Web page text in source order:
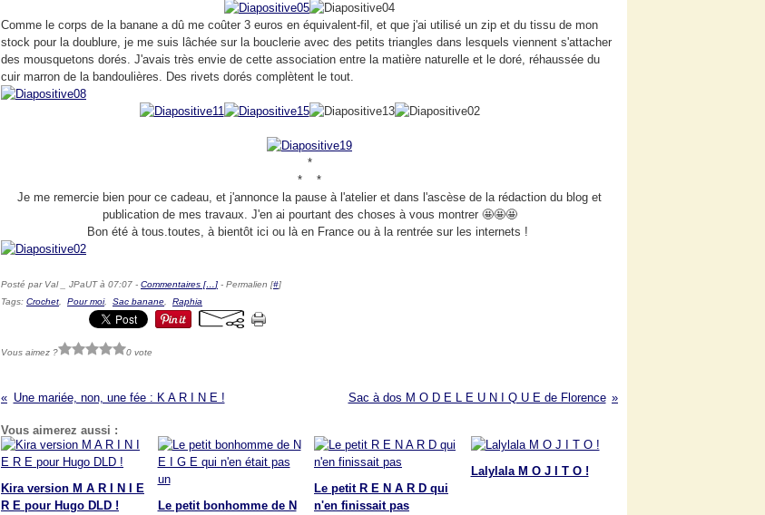
Comme le corps de la banane a dû me coûter 3 euros en équivalent-fil, et que j'ai utilisé un zip et du tissu de mon
stock pour la doublure, je me suis lâchée sur la bouclerie avec des petits triangles dans lesquels viennent s'attacher
des mousquetons dorés. J'avais très envie de cette association entre la matière naturelle et le doré, réhaussée du
cuir marron de la bandoulières. Des rivets dorés complètent le tout.
*
* *
Je me remercie bien pour ce cadeau, et j'annonce la pause à l'atelier et dans l'ascèse de la rédaction du blog et
publication de mes travaux. J'en ai pourtant des choses à vous montrer 🤩🤩🤩
Bon été à tous.toutes, à bientôt ici ou là en France ou à la rentrée sur les internets !
Posté par Val _ JPaUT à 07:07 - Commentaires [… ] - Permalien [#]
Tags: Crochet Pour moi, Sac banane Raphia
Vous aimez ? 0 vote
Une mariée, non, une fée : K A R I N E ! Sac à dos M O D E L E U N I Q U E de Florence
Vous aimerez aussi :
Kira version M A R I N I E
R E pour Hugo DLD !
Le petit bonhomme de N
Le petit R E N A R D qui
n'en finissait pas
Lalylala M O J I T O !